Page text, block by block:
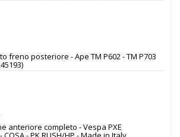
freno posteriore - Ape TM P602 - TM P703
anteriore completo - Vespa PXE